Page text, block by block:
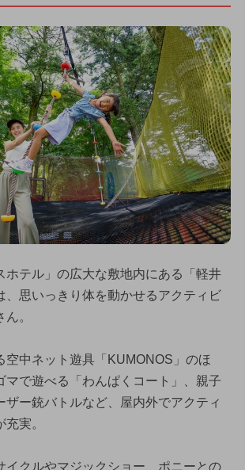
ホテル」の広大な敷地内にある「軽井
、思いっきり体を動かせるアクティビ
。
空中ネット遊具「KUMONOS」のほ
マで遊べる「わんぱくコート」、親子
ザー銃バトルなど、屋内外でアクティ
実。
イクルやマジックショー、ポニーとの